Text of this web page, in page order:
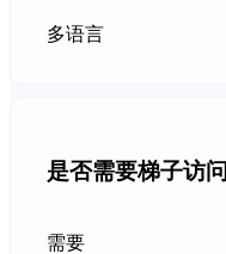
多语言
是否需要梯子访问
需要